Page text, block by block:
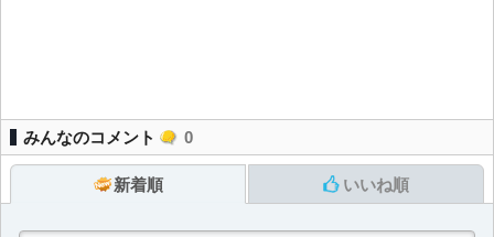
みんなのコメント 0
新着順 いいね順